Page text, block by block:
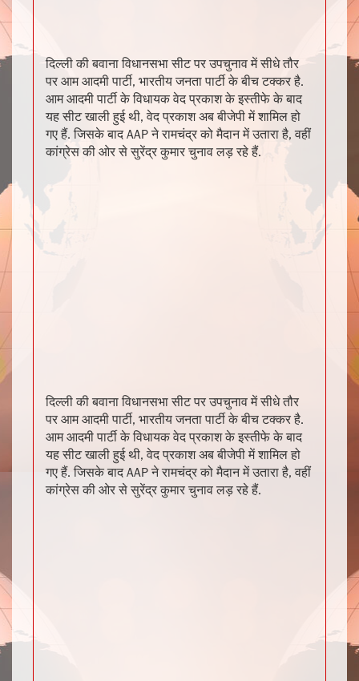
दिल्ली की बवाना विधानसभा सीट पर उपचुनाव में सीधे तौर
पर आम आदमी पार्टी, भारतीय जनता पार्टी के बीच टक्कर है.
आम आदमी पार्टी के विधायक वेद प्रकाश के इस्तीफे के बाद
यह सीट खाली हुई थी, वेद प्रकाश अब बीजेपी में शामिल हो
गए हैं. जिसके बाद AAP ने रामचंद्र को मैदान में उतारा है, वहीं
कांग्रेस की ओर से सुरेंद्र कुमार चुनाव लड़ रहे हैं.
दिल्ली की बवाना विधानसभा सीट पर उपचुनाव में सीधे तौर
पर आम आदमी पार्टी, भारतीय जनता पार्टी के बीच टक्कर है.
आम आदमी पार्टी के विधायक वेद प्रकाश के इस्तीफे के बाद
यह सीट खाली हुई थी, वेद प्रकाश अब बीजेपी में शामिल हो
गए हैं. जिसके बाद AAP ने रामचंद्र को मैदान में उतारा है, वहीं
कांग्रेस की ओर से सुरेंद्र कुमार चुनाव लड़ रहे हैं.